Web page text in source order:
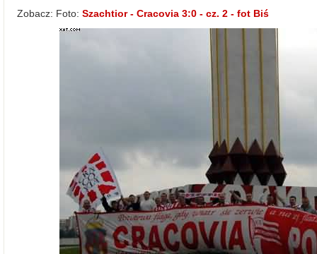
Zobacz: Foto: Szachtior - Cracovia 3:0 - cz. 2 - fot Biś